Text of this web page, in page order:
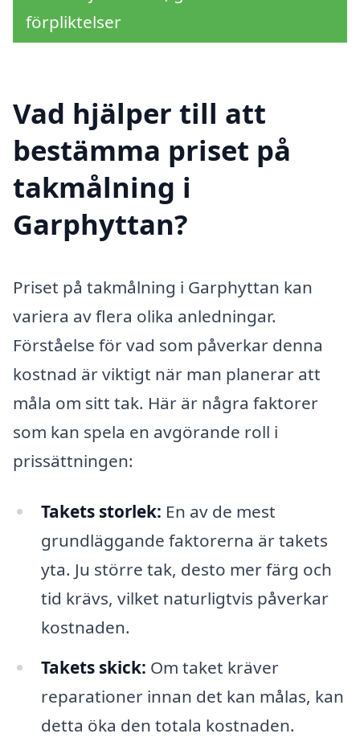
förpliktelser
Vad hjälper till att
bestämma priset på
takmålning i
Garphyttan?
Priset på takmålning i Garphyttan kan
variera av flera olika anledningar.
Förståelse för vad som påverkar denna
kostnad är viktigt när man planerar att
måla om sitt tak. Här är några faktorer
som kan spela en avgörande roll i
prissättningen:
Takets storlek: En av de mest
grundläggande faktorerna är takets
yta. Ju större tak, desto mer färg och
tid krävs, vilket naturligtvis påverkar
kostnaden.
Takets skick: Om taket kräver
reparationer innan det kan målas, kan
detta öka den totala kostnaden.